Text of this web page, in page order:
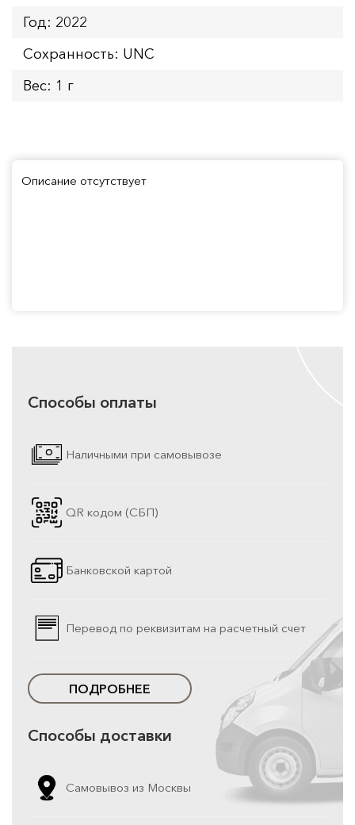
Год: 2022
Сохранность: UNC
Вес: 1 г
Описание отсутствует
Способы оплаты
Наличными при самовывозе
QR кодом (СБП)
Банковской картой
Перевод по реквизитам на расчетный счет
ПОДРОБНЕЕ
Способы доставки
Самовывоз из Москвы